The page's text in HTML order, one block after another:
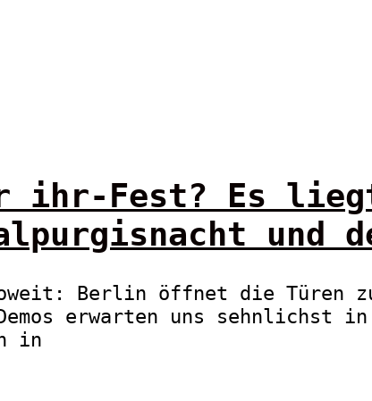
ihr-Fest? Es
und
Berlin öffnet die Türen
erwarten uns sehnlichst
in